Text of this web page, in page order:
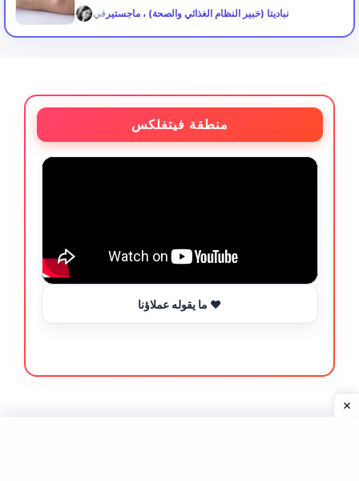
في نباديتا (خبير النظام الغذائي والصحة) ، ماجستير
منطقة فيتفلكس
ما يقوله عملاؤنا ❤️